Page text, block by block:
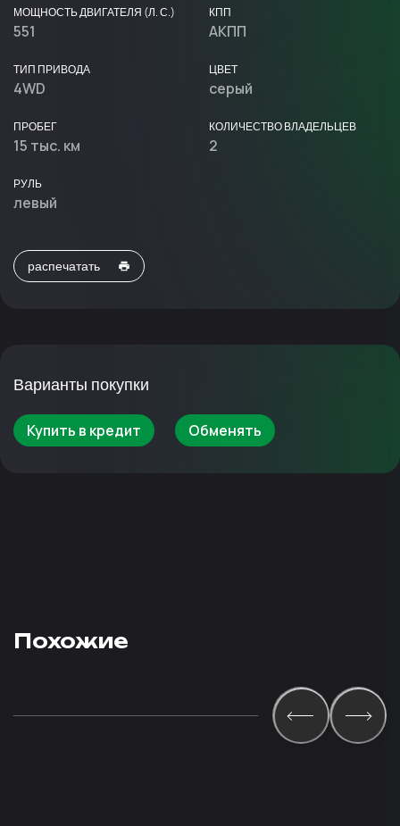
МОЩНОСТЬ ДВИГАТЕЛЯ (Л. С.)
551
КПП
АКПП
ТИП ПРИВОДА
4WD
ЦВЕТ
серый
ПРОБЕГ
15 тыс. км
КОЛИЧЕСТВО ВЛАДЕЛЬЦЕВ
2
РУЛЬ
левый
распечатать
Варианты покупки
Купить в кредит Обменять
Похожие